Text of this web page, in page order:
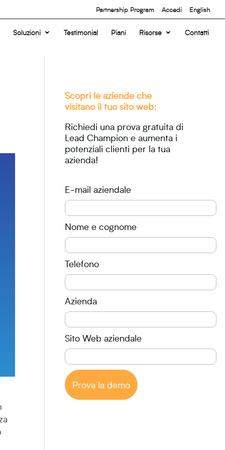
Partnership Program Accedi English
Soluzioni Testimonial Piani Risorse Contatti
Scopri le aziende che
visitano il tuo sito web:
Richiedi una prova gratuita di
Lead Champion e aumenta i
potenziali clienti per la tua
azienda!
E-mail aziendale
Nome e cognome
Telefono
Azienda
Sito Web aziendale
Prova la demo